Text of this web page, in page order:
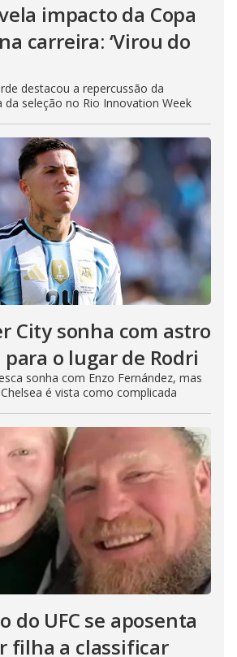
impacto da Copa
carreira: ‘Virou do
destacou a repercussão da
da seleção no Rio Innovation Week
City sonha com astro
para o lugar de Rodri
sonha com Enzo Fernández, mas
é vista como complicada
do UFC se aposenta
filha a classificar